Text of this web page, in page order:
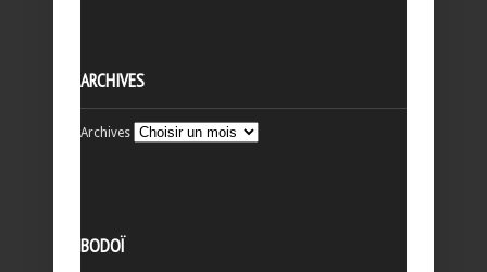
ARCHIVES
Archives
BODOÏ